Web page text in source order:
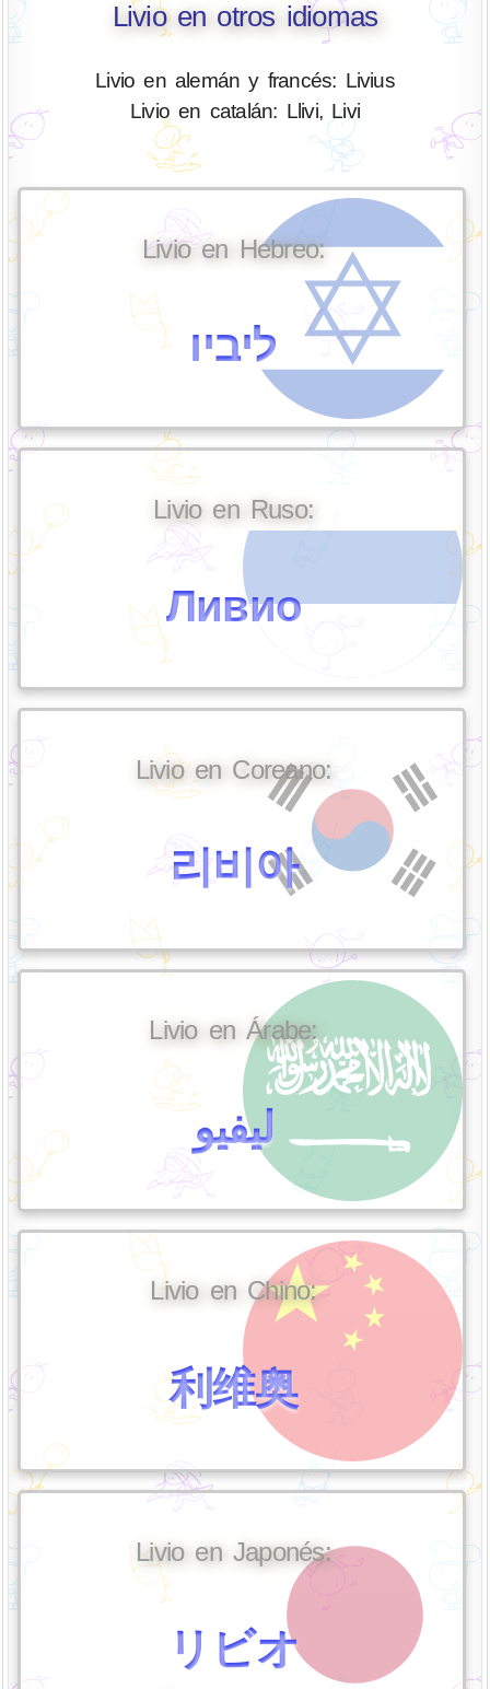
Livio en otros idiomas
Livio en alemán y francés: Livius
Livio en catalán: Llivi, Livi
Livio en Hebreo:
ליביו
Livio en Ruso:
Ливио
Livio en Coreano:
리비아
Livio en Árabe:
ليفيو
Livio en Chino:
利维奥
Livio en Japonés:
リビオ